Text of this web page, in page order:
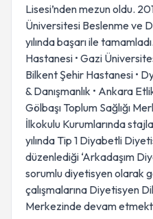
Lisesi’nden mezun oldu.
Üniversitesi Beslenme ve
yılında başarı ile
Hastanesi • Gazi
Bilkent Şehir Hastanesi •
& Danışmanlık • Ankara
Gölbaşı Toplum Sağlığı
İlkokulu Kurumlarında
yılında Tip 1 Diyabetli
düzenlediği ‘Arkadaşım
sorumlu diyetisyen olarak
çalışmalarına Diyetisyen
Merkezinde devam